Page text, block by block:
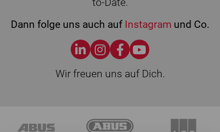
to-Date.
Dann folge uns auch auf Instagram und Co.
Wir freuen uns auf Dich.